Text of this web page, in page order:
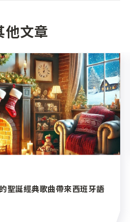
他文章
聖誕經典歌曲帶來西班牙語